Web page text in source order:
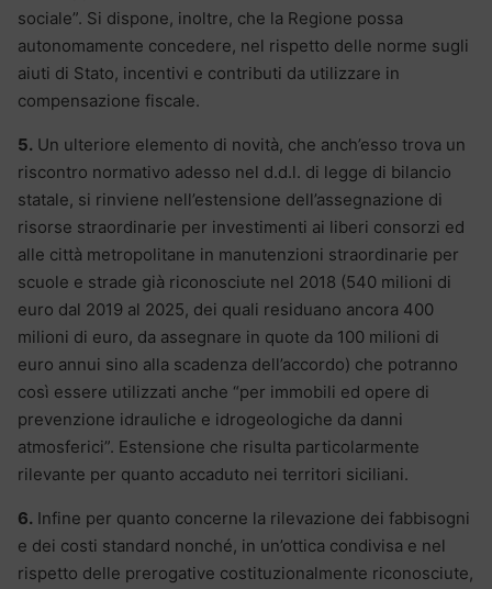
sociale”. Si dispone, inoltre, che la Regione possa
autonomamente concedere, nel rispetto delle norme sugli
aiuti di Stato, incentivi e contributi da utilizzare in
compensazione fiscale.
5. Un ulteriore elemento di novità, che anch’esso trova un
riscontro normativo adesso nel d.d.l. di legge di bilancio
statale, si rinviene nell’estensione dell’assegnazione di
risorse straordinarie per investimenti ai liberi consorzi ed
alle città metropolitane in manutenzioni straordinarie per
scuole e strade già riconosciute nel 2018 (540 milioni di
euro dal 2019 al 2025, dei quali residuano ancora 400
milioni di euro, da assegnare in quote da 100 milioni di
euro annui sino alla scadenza dell’accordo) che potranno
così essere utilizzati anche “per immobili ed opere di
prevenzione idrauliche e idrogeologiche da danni
atmosferici”. Estensione che risulta particolarmente
rilevante per quanto accaduto nei territori siciliani.
6. Infine per quanto concerne la rilevazione dei fabbisogni
e dei costi standard nonché, in un’ottica condivisa e nel
rispetto delle prerogative costituzionalmente riconosciute,